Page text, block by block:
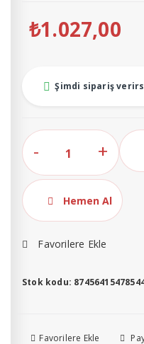
₺1.027,00
Şimdi sipariş
-
7.01
Saf
Distile
Kalibrasyon
Litre
Hemen Al
Favorilere Ekle
Stok kodu:
Favorilere Ekle